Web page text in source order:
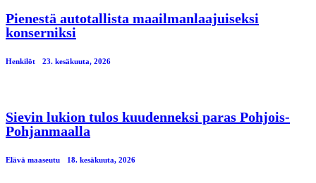
Pienestä autotallista maailmanlaajuiseksi
konserniksi
Henkilöt 23. kesäkuuta, 2026
Sievin lukion tulos kuudenneksi paras Pohjois-
Pohjanmaalla
Elävä maaseutu 18. kesäkuuta, 2026